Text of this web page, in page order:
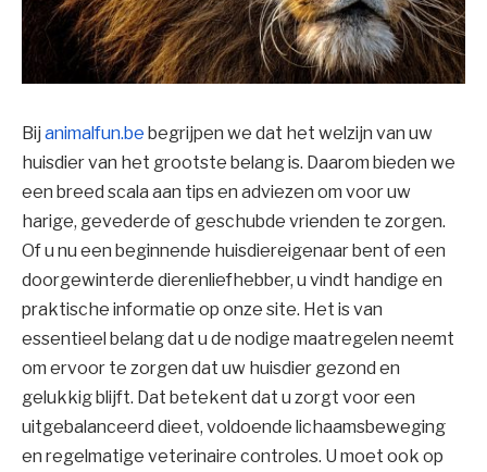
Bij animalfun.be begrijpen we dat het welzijn van uw
huisdier van het grootste belang is. Daarom bieden we
een breed scala aan tips en adviezen om voor uw
harige, gevederde of geschubde vrienden te zorgen.
Of u nu een beginnende huisdiereigenaar bent of een
doorgewinterde dierenliefhebber, u vindt handige en
praktische informatie op onze site. Het is van
essentieel belang dat u de nodige maatregelen neemt
om ervoor te zorgen dat uw huisdier gezond en
gelukkig blijft. Dat betekent dat u zorgt voor een
uitgebalanceerd dieet, voldoende lichaamsbeweging
en regelmatige veterinaire controles. U moet ook op